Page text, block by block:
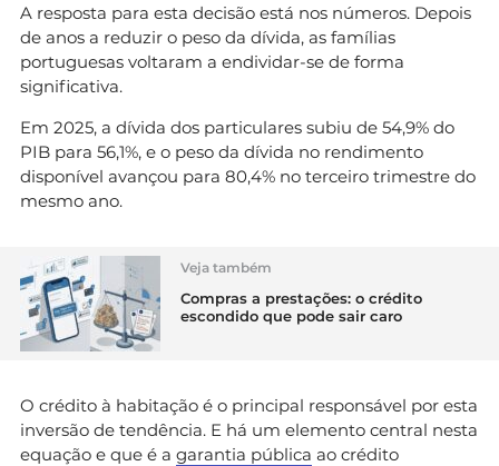
A resposta para esta decisão está nos números. Depois
de anos a reduzir o peso da dívida, as famílias
portuguesas voltaram a endividar-se de forma
significativa.
Em 2025, a dívida dos particulares subiu de 54,9% do
PIB para 56,1%, e o peso da dívida no rendimento
disponível avançou para 80,4% no terceiro trimestre do
mesmo ano.
Veja também
Compras a prestações: o crédito
escondido que pode sair caro
O crédito à habitação é o principal responsável por esta
inversão de tendência. E há um elemento central nesta
equação e que é a garantia pública ao crédito